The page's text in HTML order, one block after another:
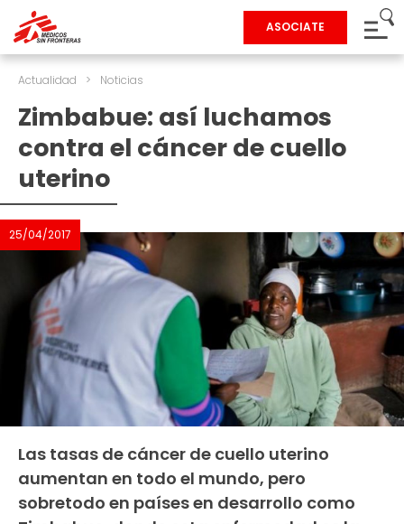
ASOCIATE
Actualidad > Noticias
Zimbabue: así luchamos
contra el cáncer de cuello
uterino
25/04/2017
Las tasas de cáncer de cuello uterino
aumentan en todo el mundo, pero
sobretodo en países en desarrollo como